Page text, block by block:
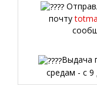
почту
Выдача
средам - с